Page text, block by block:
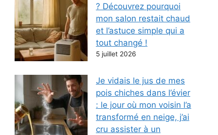
? Découvrez pourquoi
mon salon restait chaud
et l’astuce simple qui a
tout changé !
5 juillet 2026
Je vidais le jus de mes
pois chiches dans l’évier
: le jour où mon voisin l’a
transformé en neige, j’ai
cru assister à un